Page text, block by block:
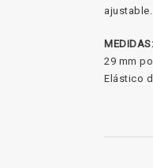
ajustable.
MEDIDAS:
29 mm
Elástico